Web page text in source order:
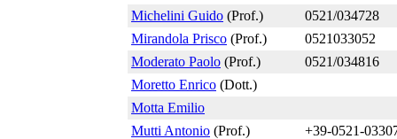
Michelini Guido (Prof.)
0521/034728
Mirandola Prisco (Prof.)
0521033052
Moderato Paolo (Prof.)
0521/034816
Moretto Enrico (Dott.)
Motta Emilio
Mutti Antonio (Prof.)
+39-0521-